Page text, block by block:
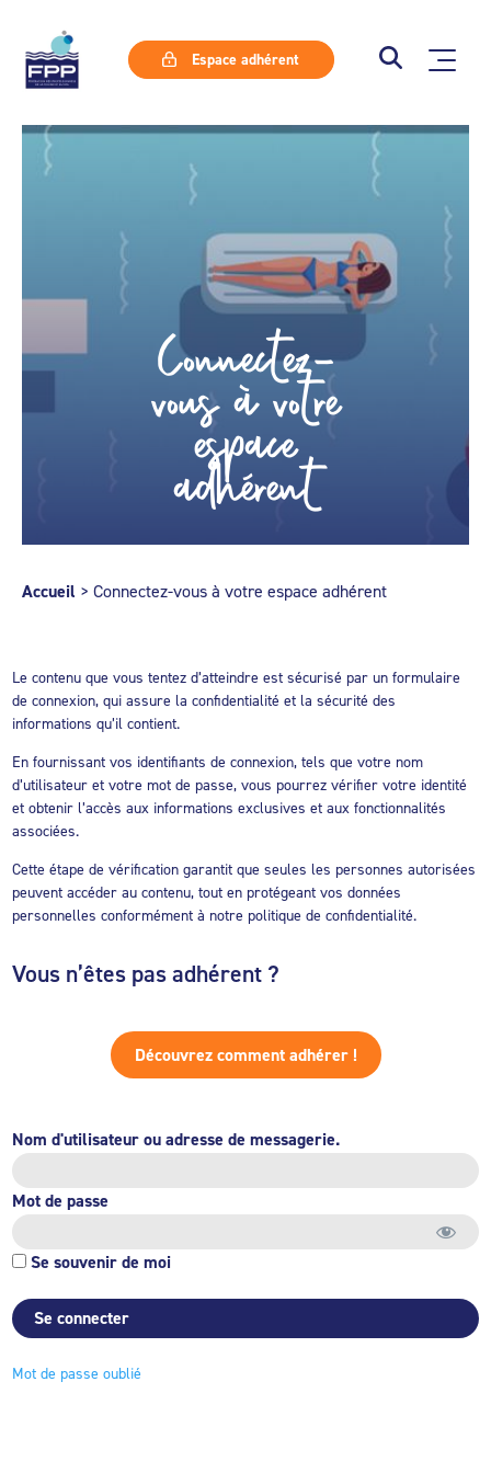
Espace adhérent
Connectez-
vous à votre
espace
adhérent
Accueil > Connectez-vous à votre espace adhérent
Le contenu que vous tentez d’atteindre est sécurisé par un formulaire
de connexion, qui assure la confidentialité et la sécurité des
informations qu’il contient.
En fournissant vos identifiants de connexion, tels que votre nom
d’utilisateur et votre mot de passe, vous pourrez vérifier votre identité
et obtenir l’accès aux informations exclusives et aux fonctionnalités
associées.
Cette étape de vérification garantit que seules les personnes autorisées
peuvent accéder au contenu, tout en protégeant vos données
personnelles conformément à notre politique de confidentialité.
Vous n’êtes pas adhérent ?
Découvrez comment adhérer !
Nom d'utilisateur ou adresse de messagerie.
Mot de passe
Se souvenir de moi
Mot de passe oublié